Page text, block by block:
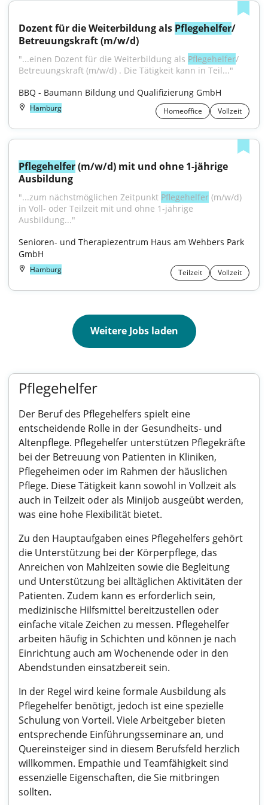
Dozent für die Weiterbildung als Pflegehelfer/
Betreuungskraft (m/w/d)
"...einen Dozent für die Weiterbildung als Pflegehelfer/
Betreuungskraft (m/w/d) . Die Tätigkeit kann in Teil..."
BBQ - Baumann Bildung und Qualifizierung GmbH
Hamburg Homeoffice Vollzeit
Pflegehelfer (m/w/d) mit und ohne 1-jährige
Ausbildung
"...zum nächstmöglichen Zeitpunkt Pflegehelfer (m/w/d)
in Voll- oder Teilzeit mit und ohne 1-jährige
Ausbildung..."
Senioren- und Therapiezentrum Haus am Wehbers Park
GmbH
Hamburg Teilzeit Vollzeit
Weitere Jobs laden
Pflegehelfer
Der Beruf des Pflegehelfers spielt eine
entscheidende Rolle in der Gesundheits- und
Altenpflege. Pflegehelfer unterstützen Pflegekräfte
bei der Betreuung von Patienten in Kliniken,
Pflegeheimen oder im Rahmen der häuslichen
Pflege. Diese Tätigkeit kann sowohl in Vollzeit als
auch in Teilzeit oder als Minijob ausgeübt werden,
was eine hohe Flexibilität bietet.
Zu den Hauptaufgaben eines Pflegehelfers gehört
die Unterstützung bei der Körperpflege, das
Anreichen von Mahlzeiten sowie die Begleitung
und Unterstützung bei alltäglichen Aktivitäten der
Patienten. Zudem kann es erforderlich sein,
medizinische Hilfsmittel bereitzustellen oder
einfache vitale Zeichen zu messen. Pflegehelfer
arbeiten häufig in Schichten und können je nach
Einrichtung auch am Wochenende oder in den
Abendstunden einsatzbereit sein.
In der Regel wird keine formale Ausbildung als
Pflegehelfer benötigt, jedoch ist eine spezielle
Schulung von Vorteil. Viele Arbeitgeber bieten
entsprechende Einführungsseminare an, und
Quereinsteiger sind in diesem Berufsfeld herzlich
willkommen. Empathie und Teamfähigkeit sind
essenzielle Eigenschaften, die Sie mitbringen
sollten.